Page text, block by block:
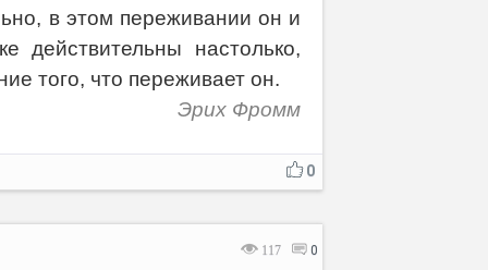
в этом переживании он и
настолько,
того, что переживает он.
Эрих Фромм
0
117 0